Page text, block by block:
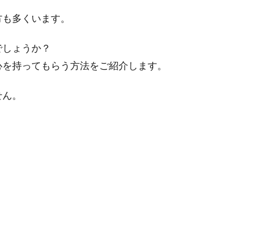
多くいます。
ょうか？
持ってもらう方法をご紹介します。
。